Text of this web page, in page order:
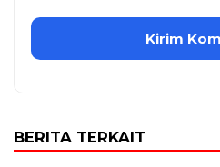
BERITA TERKAIT